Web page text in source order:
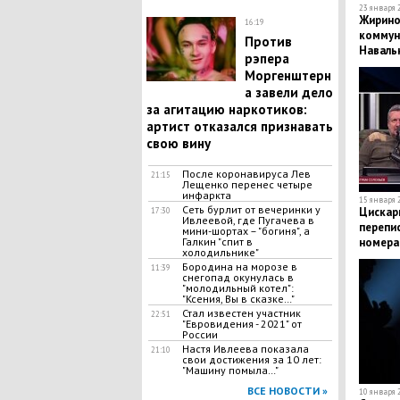
16:19
Против
рэпера
Моргенштерн
а завели дело
за агитацию наркотиков:
артист отказался признавать
свою вину
21:15
После коронавируса Лев
Лещенко перенес четыре
инфаркта
17:30
Сеть бурлит от вечеринки у
Ивлеевой, где Пугачева в
мини-шортах – "богиня", а
Галкин "спит в
холодильнике"
11:39
Бородина на морозе в
снегопад окунулась в
"молодильный котел":
"Ксения, Вы в сказке…"
22:51
Стал известен участник
"Евровидения - 2021" от
России
21:10
Настя Ивлеева показала
свои достижения за 10 лет:
"Машину помыла…"
ВСЕ НОВОСТИ »
23 января
15 января
10 января